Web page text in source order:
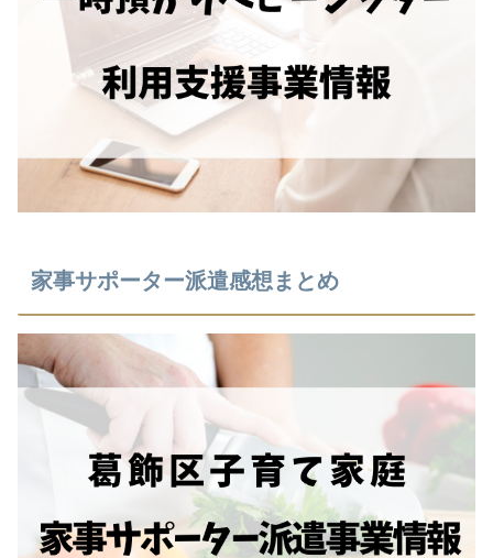
家事サポーター派遣感想まとめ